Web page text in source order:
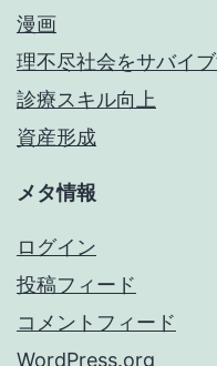
漫画
理不尽社会をサバイ
診療スキル向上
資産形成
メタ情報
ログイン
投稿フィード
コメントフィード
WordPress.org